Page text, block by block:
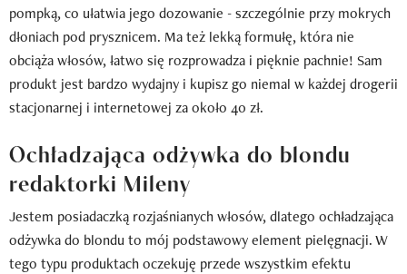
pompką, co ułatwia jego dozowanie - szczególnie przy mokrych
dłoniach pod prysznicem. Ma też lekką formułę, która nie
obciąża włosów, łatwo się rozprowadza i pięknie pachnie! Sam
produkt jest bardzo wydajny i kupisz go niemal w każdej drogerii
stacjonarnej i internetowej za około 40 zł.
Ochładzająca odżywka do blondu
redaktorki Mileny
Jestem posiadaczką rozjaśnianych włosów, dlatego ochładzająca
odżywka do blondu to mój podstawowy element pielęgnacji. W
tego typu produktach oczekuję przede wszystkim efektu